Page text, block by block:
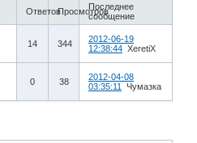
ОтветовПросмотровПоследнее
сообщение
14 344
2012-06-19
12:38:44 XeretiX
0 38
2012-04-08
03:35:11
Чумазка